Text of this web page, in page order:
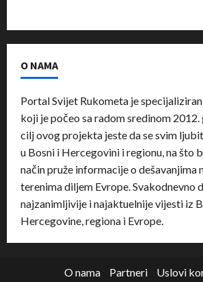
O NAMA
Portal Svijet Rukometa je
koji je počeo sa radom sredinom 2012.
cilj ovog projekta jeste da se svim
u Bosni i Hercegovini i regionu, na što
način pruže informacije o dešavanjima
terenima diljem Evrope. Svakodnevno
najzanimljivije i najaktuelnije vijesti iz
Hercegovine, regiona i Evrope.
O nama Partneri
Uslovi